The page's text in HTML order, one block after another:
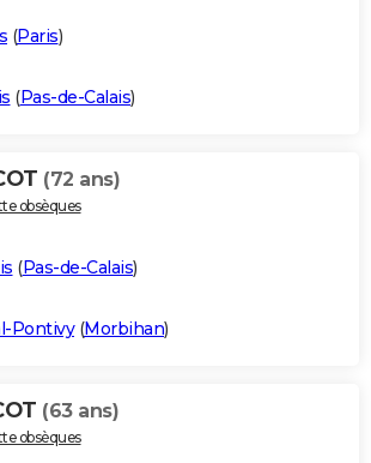
(Paris)
(Pas-de-Calais)
(72 ans)
obsèques
(Pas-de-Calais)
Pontivy(Morbihan)
(63 ans)
obsèques